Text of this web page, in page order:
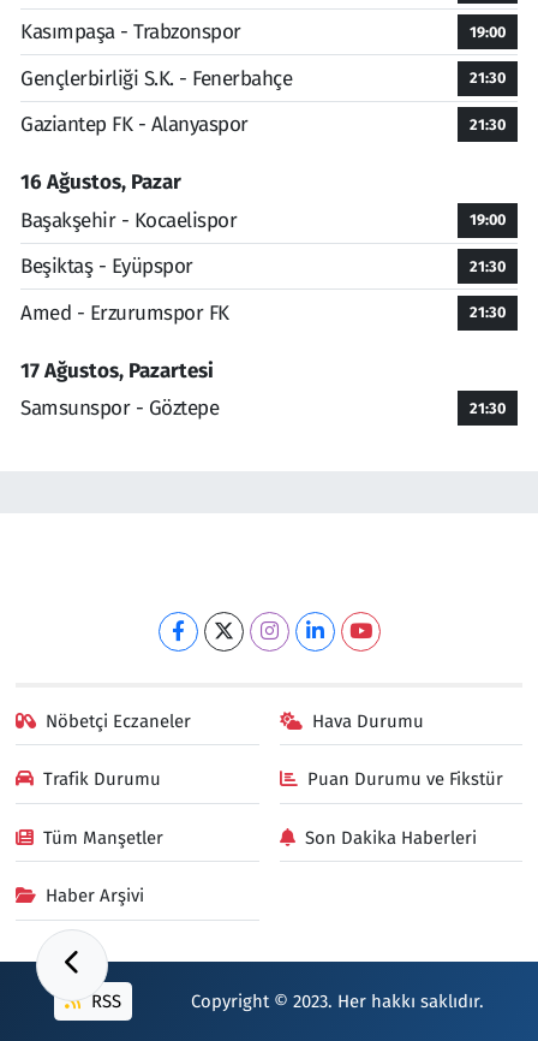
Kasımpaşa - Trabzonspor 19:00
Gençlerbirliği S.K. - Fenerbahçe 21:30
Gaziantep FK - Alanyaspor 21:30
16 Ağustos, Pazar
Başakşehir - Kocaelispor
19:00
Beşiktaş - Eyüpspor 21:30
Amed - Erzurumspor FK 21:30
17 Ağustos, Pazartesi
Samsunspor - Göztepe
21:30
Nöbetçi Eczaneler Hava Durumu
Trafik Durumu Puan Durumu ve Fikstür
Tüm Manşetler Son Dakika Haberleri
Haber Arşivi
RSS Copyright © 2023. Her hakkı saklıdır.